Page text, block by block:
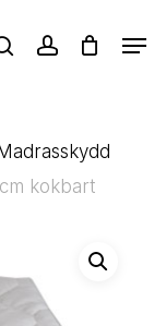
searchaccount
kokbart